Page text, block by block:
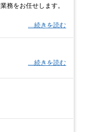
務をお任せします。
…続きを読む
…続きを読む